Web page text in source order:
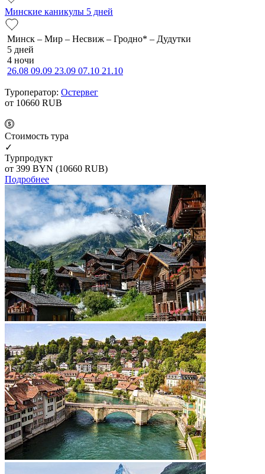
Минские каникулы 5 дней
Минск – Мир – Несвиж – Гродно* – Дудутки
5 дней
4 ночи
26.08 09.09 23.09 07.10 21.10
Туроператор: Остервег
от 10660 RUB
Cтоимость тура
✓
Турпродукт
от 399 BYN (10660 RUB)
Подробнее